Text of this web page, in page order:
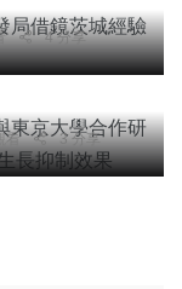
4 分享
看 3 分享